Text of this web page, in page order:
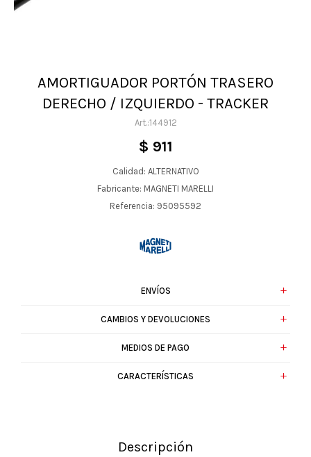
AMORTIGUADOR PORTÓN TRASERO
DERECHO / IZQUIERDO - TRACKER
144912
$ 911
Calidad: ALTERNATIVO
Fabricante: MAGNETI MARELLI
Referencia: 95095592
ENVÍOS
CAMBIOS Y DEVOLUCIONES
MEDIOS DE PAGO
CARACTERÍSTICAS
Descripción